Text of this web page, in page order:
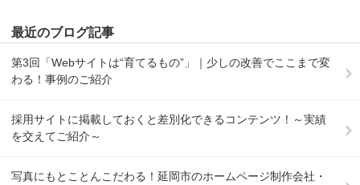
最近のブログ記事
第3回「Webサイトは“育てるもの”」｜少しの改善でここまで変
わる！事例のご紹介
採用サイトに掲載しておくと差別化できるコンテンツ！～実績
を交えてご紹介～
写真にもとことんこだわる！延岡市のホームページ制作会社・